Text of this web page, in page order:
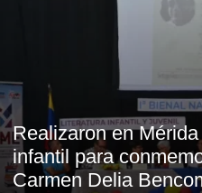
Realizaron en
infantil para
Carmen Delia